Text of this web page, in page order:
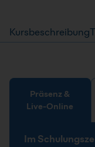
Kursbeschreibung
Präsenz &
Live-Online
Im